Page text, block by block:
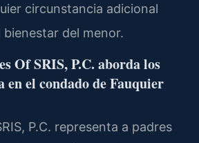
circunstancia adicional
del menor.
Of SRIS, P.C. aborda los
en el condado de Fauquier
P.C. representa a padres